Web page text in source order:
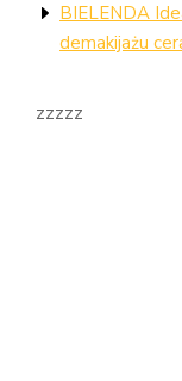
BIELENDA
demakijażu
zzzzz